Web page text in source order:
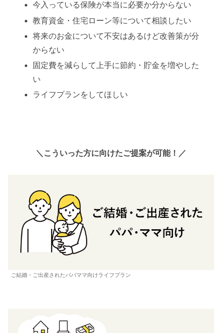
今入っている保険が本当に必要か分からない
教育資金・住宅ローン等について相談したい
将来のお金について不安はあるけど改善策が分
からない
固定費を減らして上手に節約・貯金を増やした
い
ライフプランをしてほしい
＼こういった方に向けたご提案が可能！／
ご結婚・ご出産されたパパママ向けライフプラン